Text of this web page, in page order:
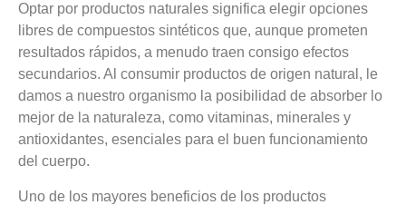
Optar por productos naturales significa elegir opciones
libres de compuestos sintéticos que, aunque prometen
resultados rápidos, a menudo traen consigo efectos
secundarios. Al consumir productos de origen natural, le
damos a nuestro organismo la posibilidad de absorber lo
mejor de la naturaleza, como vitaminas, minerales y
antioxidantes, esenciales para el buen funcionamiento
del cuerpo.
Uno de los mayores beneficios de los productos